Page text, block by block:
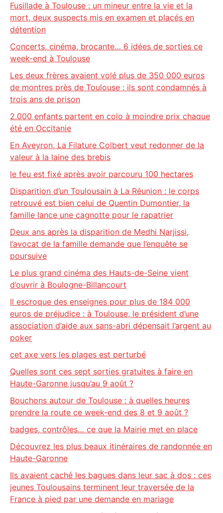
Fusillade à Toulouse : un mineur entre la vie et la
mort, deux suspects mis en examen et placés en
détention
Concerts, cinéma, brocante… 6 idées de sorties ce
week-end à Toulouse
Les deux frères avaient volé plus de 350 000 euros
de montres près de Toulouse : ils sont condamnés à
trois ans de prison
2.000 enfants partent en colo à moindre prix chaque
été en Occitanie
En Aveyron, La Filature Colbert veut redonner de la
valeur à la laine des brebis
le feu est fixé après avoir parcouru 100 hectares
Disparition d’un Toulousain à La Réunion : le corps
retrouvé est bien celui de Quentin Dumontier, la
famille lance une cagnotte pour le rapatrier
Deux ans après la disparition de Medhi Narjissi,
l’avocat de la famille demande que l’enquête se
poursuive
Le plus grand cinéma des Hauts-de-Seine vient
d’ouvrir à Boulogne-Billancourt
Il escroque des enseignes pour plus de 184 000
euros de préjudice : à Toulouse, le président d’une
association d’aide aux sans-abri dépensait l’argent au
poker
cet axe vers les plages est perturbé
Quelles sont ces sept sorties gratuites à faire en
Haute-Garonne jusqu’au 9 août ?
Bouchons autour de Toulouse : à quelles heures
prendre la route ce week-end des 8 et 9 août ?
badges, contrôles… ce que la Mairie met en place
Découvrez les plus beaux itinéraires de randonnée en
Haute-Garonne
Ils avaient caché les bagues dans leur sac à dos : ces
jeunes Toulousains terminent leur traversée de la
France à pied par une demande en mariage